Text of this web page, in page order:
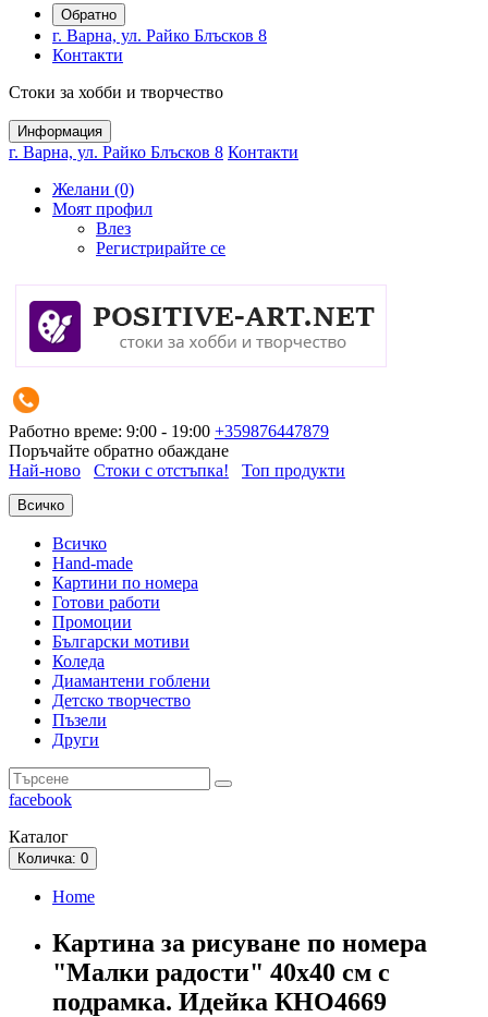
Обратно
г. Варна, ул. Райко Блъсков 8
Контакти
Стоки за хобби и творчество
Информация
г. Варна, ул. Райко Блъсков 8 Контакти
Желани (0)
Моят профил
Влез
Регистрирайте се
Работно време: 9:00 - 19:00 +359876447879
Поръчайте обратно обаждане
Най-ново
Стоки с отстъпка! Топ продукти
Всичко
Всичко
Hand-made
Картини по номера
Готови работи
Промоции
Български мотиви
Коледа
Диамантени гоблени
Детско творчество
Пъзели
Други
facebook
Каталог
Количка: 0
Home
Картина за рисуване по номера
"Малки радости" 40х40 см с
подрамка. Идейка КНО4669